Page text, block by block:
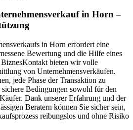
in Horn –
in Horn erfordert eine
Bewertung und die Hilfe eines
bieten wir volle
von Unternehmensverkäufen.
jede Phase der Transaktion zu
Bedingungen sowohl für den
Dank unserer Erfahrung und der
Beratern können Sie sicher sein,
reibungslos und ohne Risiko